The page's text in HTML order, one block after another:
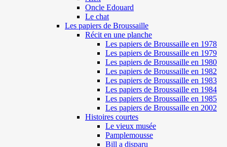
Oncle Edouard
Le chat
Les papiers de Broussaille
Récit en une planche
Les papiers de Broussaille en 1978
Les papiers de Broussaille en 1979
Les papiers de Broussaille en 1980
Les papiers de Broussaille en 1982
Les papiers de Broussaille en 1983
Les papiers de Broussaille en 1984
Les papiers de Broussaille en 1985
Les papiers de Broussaille en 2002
Histoires courtes
Le vieux musée
Pamplemousse
Bill a disparu